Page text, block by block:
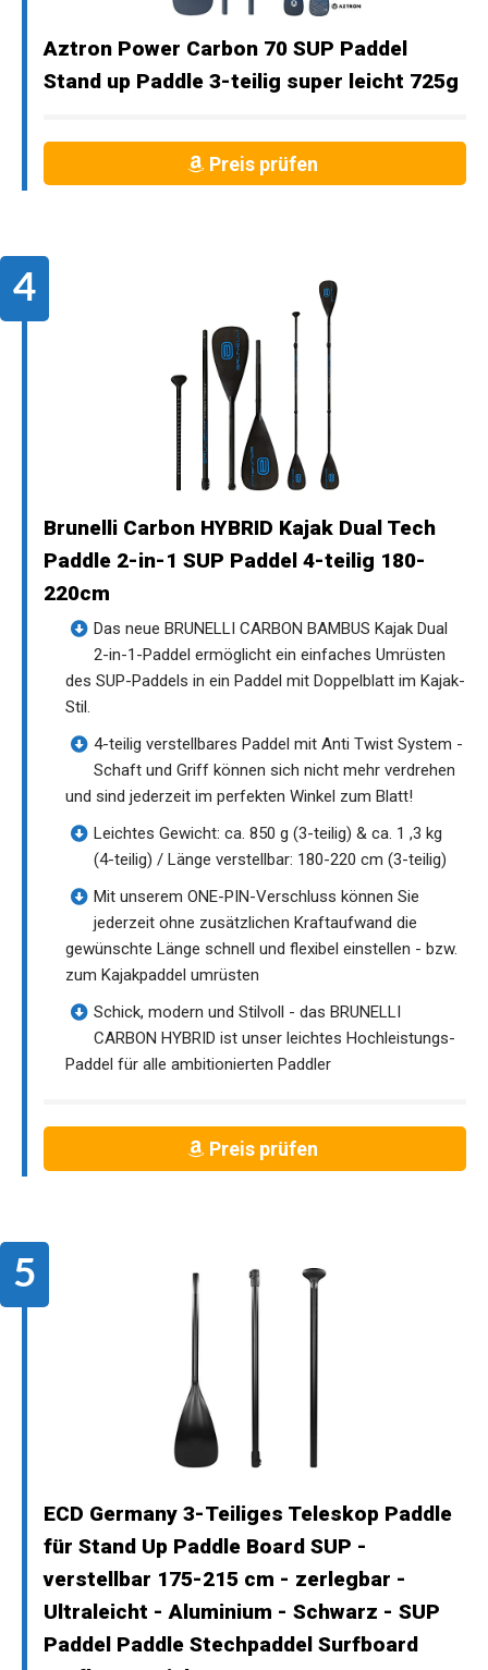
Aztron Power Carbon 70 SUP Paddel
Stand up Paddle 3-teilig super leicht 725g
Preis prüfen
Brunelli Carbon HYBRID Kajak Dual Tech
Paddle 2-in-1 SUP Paddel 4-teilig 180-
220cm
Das neue BRUNELLI CARBON BAMBUS Kajak Dual
2-in-1-Paddel ermöglicht ein einfaches Umrüsten
des SUP-Paddels in ein Paddel mit Doppelblatt im Kajak-
Stil.
4-teilig verstellbares Paddel mit Anti Twist System -
Schaft und Griff können sich nicht mehr verdrehen
und sind jederzeit im perfekten Winkel zum Blatt!
Leichtes Gewicht: ca. 850 g (3-teilig) & ca. 1 ,3 kg
(4-teilig) / Länge verstellbar: 180-220 cm (3-teilig)
Mit unserem ONE-PIN-Verschluss können Sie
jederzeit ohne zusätzlichen Kraftaufwand die
gewünschte Länge schnell und flexibel einstellen - bzw.
zum Kajakpaddel umrüsten
Schick, modern und Stilvoll - das BRUNELLI
CARBON HYBRID ist unser leichtes Hochleistungs-
Paddel für alle ambitionierten Paddler
Preis prüfen
ECD Germany 3-Teiliges Teleskop Paddle
für Stand Up Paddle Board SUP -
verstellbar 175-215 cm - zerlegbar -
Ultraleicht - Aluminium - Schwarz - SUP
Paddel Paddle Stechpaddel Surfboard